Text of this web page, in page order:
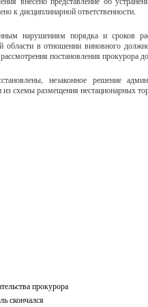
к дисциплинарной ответственности.
нарушениям порядка и сроков
области в отношении виновного
постановления прокурора
незаконное решение
из схемы размещения нестационарных
прокурора
скончался